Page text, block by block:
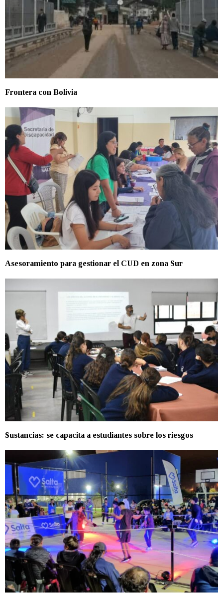
Frontera con Bolivia
Asesoramiento para gestionar el CUD en zona Sur
Sustancias: se capacita a estudiantes sobre los riesgos